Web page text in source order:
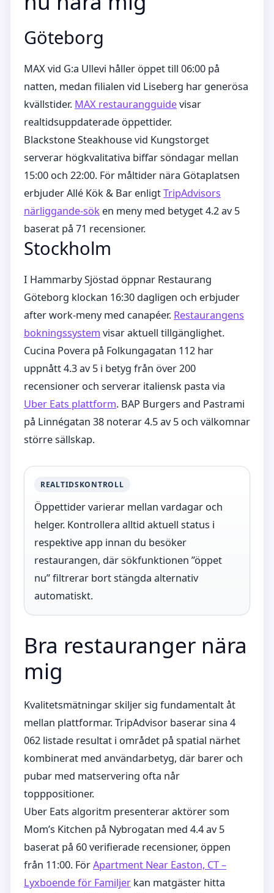
Göteborg
MAX vid G:a Ullevi håller öppet till 06:00 på
natten, medan filialen vid Liseberg har generösa
kvällstider. MAX restaurangguidevisar
realtidsuppdaterade öppettider.
Blackstone Steakhouse vid Kungstorget
serverar högkvalitativa biffar söndagar mellan
15:00 och 22:00. För måltider nära Götaplatsen
erbjuder Allé Kök & Bar enligtTripAdvisors
närliggande-sök en meny med betyget 4.2 av 5
baserat på 71 recensioner.
Stockholm
I Hammarby Sjöstad öppnar Restaurang
Göteborg klockan 16:30 dagligen och erbjuder
after work-meny med canapéer. Restaurangens
bokningssystem visar aktuell tillgänglighet.
Cucina Povera på Folkungagatan 112 har
uppnått 4.3 av 5 i betyg från över 200
recensioner och serverar italiensk pasta via
Uber Eats plattform. BAP Burgers and Pastrami
på Linnégatan 38 noterar 4.5 av 5 och välkomnar
större sällskap.
REALTIDSKONTROLL
Öppettider varierar mellan vardagar och
helger. Kontrollera alltid aktuell status i
respektive app innan du besöker
restaurangen, där sökfunktionen ”öppet
nu” filtrerar bort stängda alternativ
automatiskt.
Bra restauranger nära
mig
Kvalitetsmätningar skiljer sig fundamentalt åt
mellan plattformar. TripAdvisor baserar sina 4
062 listade resultat i området på spatial närhet
kombinerat med användarbetyg, där barer och
pubar med matservering ofta når
topppositioner.
Uber Eats algoritm presenterar aktörer som
Mom’s Kitchen på Nybrogatan med 4.4 av 5
baserat på 60 verifierade recensioner, öppen
från 11:00. FörApartment Near Easton, CT –
Lyxboende för Familjer kan matgäster hitta